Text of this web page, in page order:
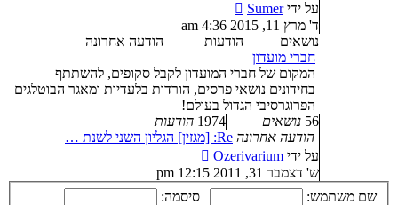
על ידיSumer
בהודעה
האחרונה
ד' מרץ 11, 2015 4:36 am
נושאים הודעות
הודעה אחרונה
חברי מועדון
המקום של חברי המועדון לקבל סקופים, להשתתף
בחידונים נושאי פרסים, הורדות בלעדיות ומאגר הבוטלגים
הפרוגרסיבי הגדול בעולם!
56 נושאים 1974 הודעות
הודעה אחרונה Re: [מגזין] הגליון השני לשנת …
על ידי Ozerivarium
בהודעה
האחרונה
ש' דצמבר 31, 2011 12:15 pm
שם משתמש:
סיסמה: